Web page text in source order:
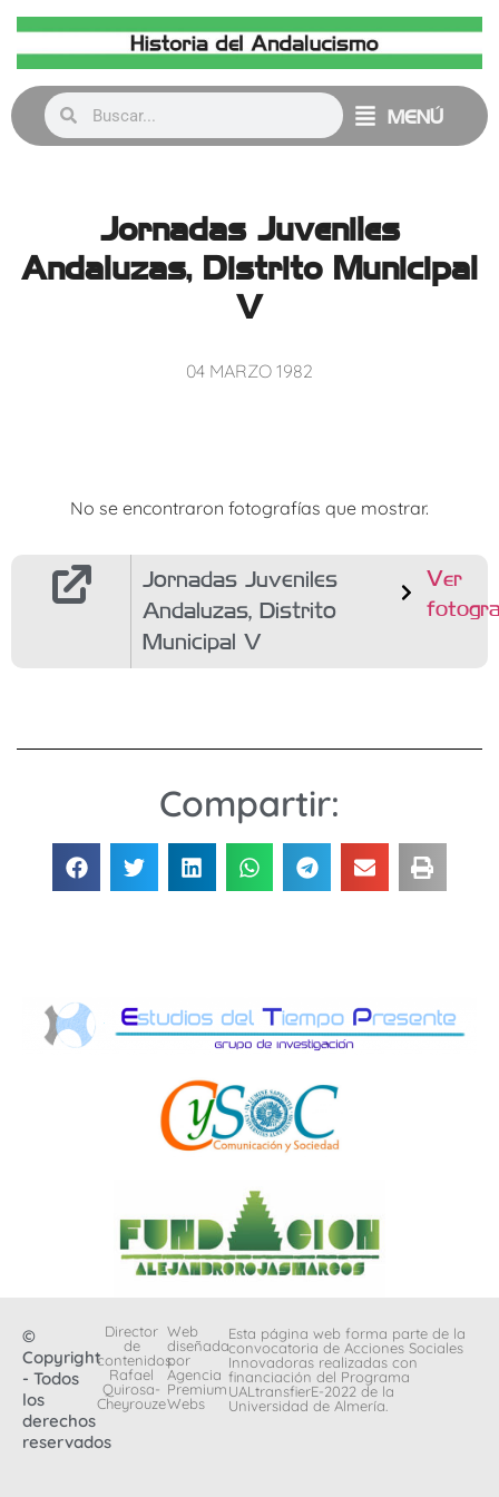
MENÚ
Jornadas Juveniles
Andaluzas, Distrito Municipal
V
04 MARZO 1982
No se encontraron fotografías que mostrar.
Jornadas Juveniles
Andaluzas, Distrito
Municipal V
Ver
Compartir:
©
Copyright
- Todos
los
derechos
reservados
Director
de
contenidos:
Rafael
Quirosa-
Cheyrouze
Web
diseñada
por
Agencia
Premium
Webs
Esta página web forma parte de la
convocatoria de Acciones Sociales
Innovadoras realizadas con
financiación del Programa
UALtransfierE-2022 de la
Universidad de Almería.